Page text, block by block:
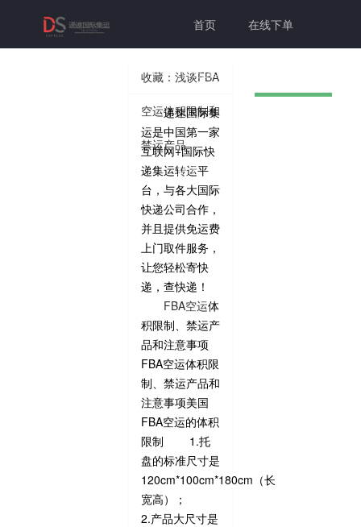
首页 在线下单
联系我们
个人中心
切换为老
版本
收藏：浅谈FBA
空运体积限制和
禁运产品
递速国际集
运是中国第一家
互联网+国际快
递集运转运平
台，与各大国际
快递公司合作，
并且提供免运费
上门取件服务，
让您轻松寄快
递，查快递！
FBA空运体
积限制、禁运产
品和注意事项
FBA空运体积限
制、禁运产品和
注意事项美国
FBA空运的体积
限制 1.托
盘的标准尺寸是
120cm*100cm*180cm（长
宽高）；
2.产品大尺寸是